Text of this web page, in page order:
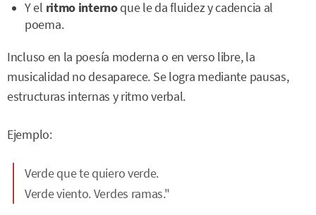
Y el ritmo internoque le da fluidez y cadencia al
poema.
Incluso en la poesía moderna o en verso libre, la
musicalidad no desaparece. Se logra mediante pausas,
estructuras internas y ritmo verbal.
Ejemplo:
Verde que te quiero verde.
Verde viento. Verdes ramas."